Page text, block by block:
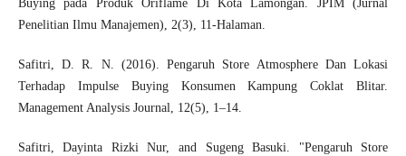
Buying pada Produk Oriflame Di Kota Lamongan. JPIM (Jurnal
Penelitian Ilmu Manajemen), 2(3), 11-Halaman.
Safitri, D. R. N. (2016). Pengaruh Store Atmosphere Dan Lokasi
Terhadap Impulse Buying Konsumen Kampung Coklat Blitar.
Management Analysis Journal, 12(5), 1–14.
Safitri, Dayinta Rizki Nur, and Sugeng Basuki. "Pengaruh Store